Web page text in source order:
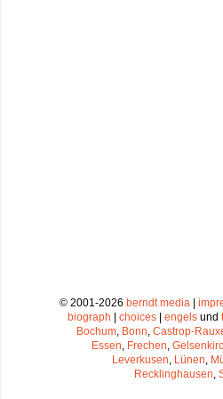
© 2001-2026 berndt media |
biograph | choices | engels und
Bochum Bonn Castrop-
Essen Frechen
Leverkusen Lünen
Recklinghausen